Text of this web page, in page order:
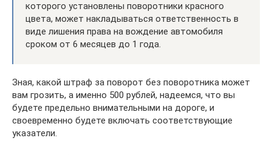
которого установлены поворотники красного
цвета, может накладываться ответственность в
виде лишения права на вождение автомобиля
сроком от 6 месяцев до 1 года.
Зная, какой штраф за поворот без поворотника может
вам грозить, а именно 500 рублей, надеемся, что вы
будете предельно внимательными на дороге, и
своевременно будете включать соответствующие
указатели.